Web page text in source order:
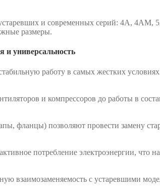
и современных серий: 4А,
размеры.
универсальность
работу в самых жестких
и компрессоров до работы в
фланцы) позволяют провести замену
потребление электроэнергии, что
с устаревшими